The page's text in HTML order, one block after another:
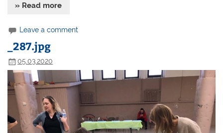
» Read more
Leave a comment
_287.jpg
05.03.2020